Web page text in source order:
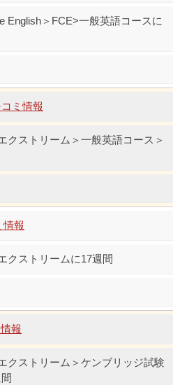
English＞FCE>一般英語コースに
ミ情報
クストリーム＞一般英語コース＞
情報
クストリームに17週間
報
クストリーム＞ケンブリッジ試験